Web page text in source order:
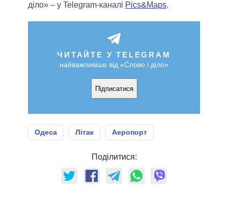
діло» – у Telegram-каналі Pics&Maps.
ЧИТАЙТЕ У TELEGRAM
найважливіше від «Слово і діло»
Підписатися
Одеса Літак Аеропорт
Поділитися: